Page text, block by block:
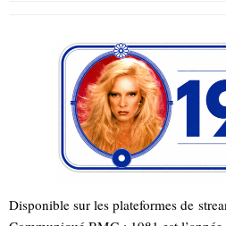
Disponible sur les plateformes de